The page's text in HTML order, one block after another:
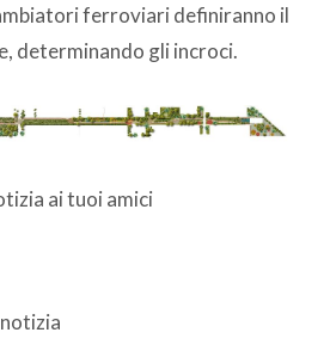
ferroviari definiranno il
determinando gli incroci.
ai tuoi amici